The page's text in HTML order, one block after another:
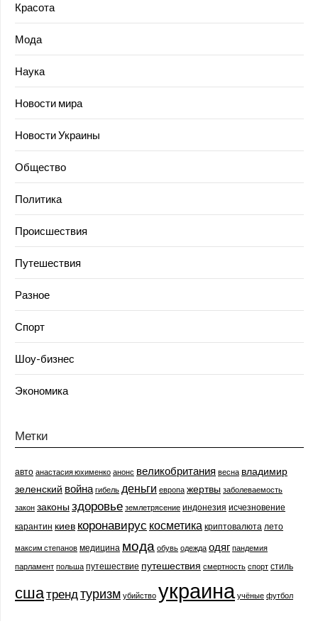
Красота
Мода
Наука
Новости мира
Новости Украины
Общество
Политика
Происшествия
Путешествия
Разное
Спорт
Шоу-бизнес
Экономика
Метки
авто анастасия юхименко анонс великобритания весна владимир
зеленский война гибель деньги европа жертвы заболеваемость
закон законыздоровье землетрясение индонезия исчезновение
карантин киев коронавирус косметика криптовалюта лето
максим степанов медицина мода обувь одежда одяг пандемия
парламент польша путешествие путешествия смертность спорт стиль
сшатренд туризм убийство украина учёные футбол